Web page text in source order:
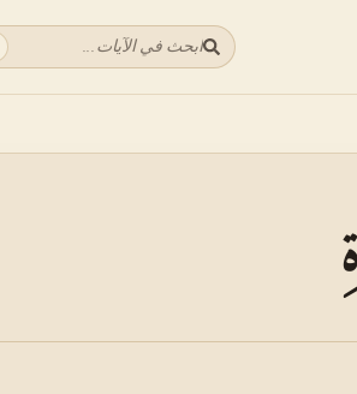
ابحث في الآيات...